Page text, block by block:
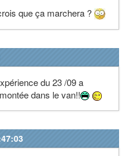
que ça marchera ?
du 23 /09 a
dans le van!!